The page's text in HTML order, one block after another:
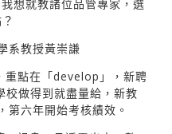
想就教諸位品管專家，選
系教授黃崇謙
重點在「develop」，新聘
校做得到就盡量給，新教
第六年開始考核績效。